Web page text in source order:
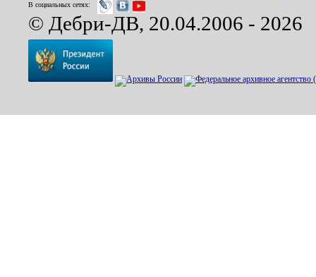
В социальных сетях:
© Дебри-ДВ, 20.04.2006 - 2026